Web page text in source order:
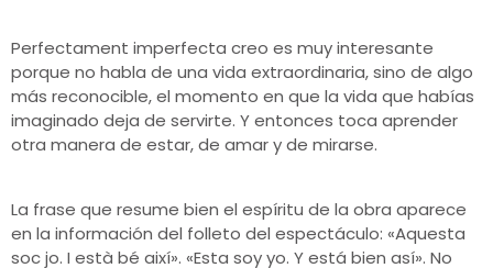
Perfectament imperfecta creo es muy interesante
porque no habla de una vida extraordinaria, sino de algo
más reconocible, el momento en que la vida que habías
imaginado deja de servirte. Y entonces toca aprender
otra manera de estar, de amar y de mirarse.
La frase que resume bien el espíritu de la obra aparece
en la información del folleto del espectáculo: «Aquesta
soc jo. I està bé així». «Esta soy yo. Y está bien así». No